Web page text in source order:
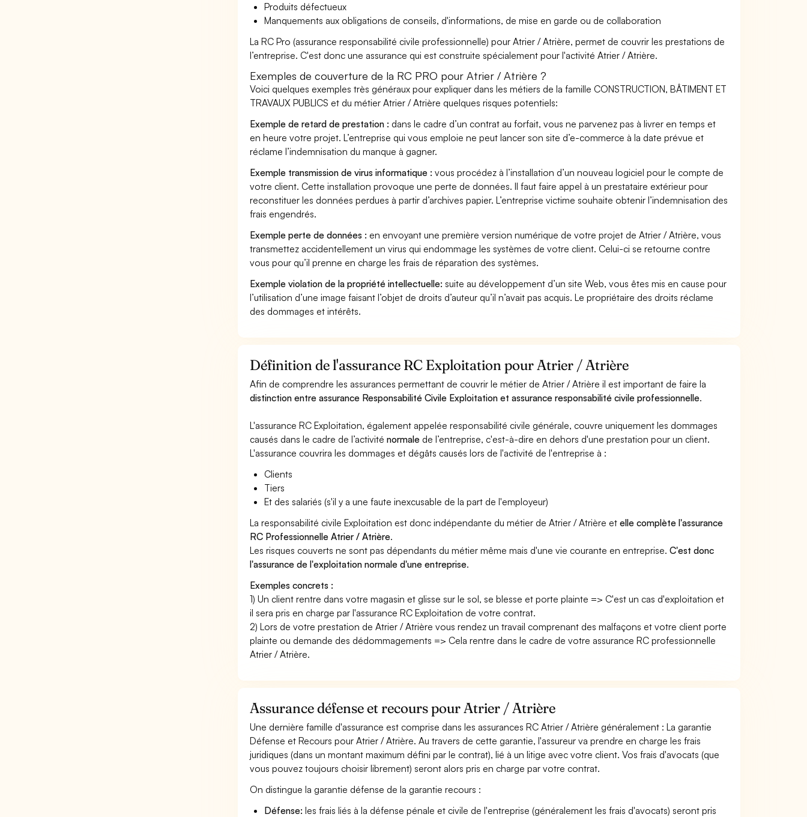
Produits défectueux
Manquements aux obligations de conseils, d'informations, de mise en garde ou de collaboration
La RC Pro (assurance responsabilité civile professionnelle) pour Atrier / Atrière, permet de couvrir les prestations de
l’entreprise. C'est donc une assurance qui est construite spécialement pour l'activité Atrier / Atrière.
Exemples de couverture de la RC PRO pour Atrier / Atrière ?
Voici quelques exemples très généraux pour expliquer dans les métiers de la famille CONSTRUCTION, BÂTIMENT ET
TRAVAUX PUBLICS et du métier Atrier / Atrière quelques risques potentiels:
Exemple de retard de prestation : dans le cadre d’un contrat au forfait, vous ne parvenez pas à livrer en temps et
en heure votre projet. L’entreprise qui vous emploie ne peut lancer son site d’e-commerce à la date prévue et
réclame l’indemnisation du manque à gagner.
Exemple transmission de virus informatique : vous procédez à l’installation d’un nouveau logiciel pour le compte de
votre client. Cette installation provoque une perte de données. Il faut faire appel à un prestataire extérieur pour
reconstituer les données perdues à partir d’archives papier. L’entreprise victime souhaite obtenir l’indemnisation des
frais engendrés.
Exemple perte de données : en envoyant une première version numérique de votre projet de Atrier / Atrière, vous
transmettez accidentellement un virus qui endommage les systèmes de votre client. Celui-ci se retourne contre
vous pour qu’il prenne en charge les frais de réparation des systèmes.
Exemple violation de la propriété intellectuelle: suite au développement d’un site Web, vous êtes mis en cause pour
l’utilisation d’une image faisant l’objet de droits d’auteur qu’il n’avait pas acquis. Le propriétaire des droits réclame
des dommages et intérêts.
Définition de l'assurance RC Exploitation pour Atrier / Atrière
Afin de comprendre les assurances permettant de couvrir le métier de Atrier / Atrière il est important de faire la
distinction entre assurance Responsabilité Civile Exploitation et assurance responsabilité civile professionnelle.
L'assurance RC Exploitation, également appelée responsabilité civile générale, couvre uniquement les dommages
causés dans le cadre de l’activiténormale de l’entreprise, c'est-à-dire en dehors d'une prestation pour un client.
L'assurance couvrira les dommages et dégâts causés lors de l'activité de l'entreprise à :
Clients
Tiers
Et des salariés (s'il y a une faute inexcusable de la part de l'employeur)
La responsabilité civile Exploitation est donc indépendante du métier de Atrier / Atrière etelle complète l'assurance
RC Professionnelle Atrier / Atrière.
Les risques couverts ne sont pas dépendants du métier même mais d'une vie courante en entreprise.C'est donc
l'assurance de l'exploitation normale d'une entreprise.
Exemples concrets :
1) Un client rentre dans votre magasin et glisse sur le sol, se blesse et porte plainte => C'est un cas d'exploitation et
il sera pris en charge par l'assurance RC Exploitation de votre contrat.
2) Lors de votre prestation de Atrier / Atrière vous rendez un travail comprenant des malfaçons et votre client porte
plainte ou demande des dédommagements => Cela rentre dans le cadre de votre assurance RC professionnelle
Atrier / Atrière.
Assurance défense et recours pour Atrier / Atrière
Une dernière famille d'assurance est comprise dans les assurances RC Atrier / Atrière généralement : La garantie
Défense et Recours pour Atrier / Atrière. Au travers de cette garantie, l'assureur va prendre en charge les frais
juridiques (dans un montant maximum défini par le contrat), lié à un litige avec votre client. Vos frais d'avocats (que
vous pouvez toujours choisir librement) seront alors pris en charge par votre contrat.
On distingue la garantie défense de la garantie recours :
Défense: les frais liés à la défense pénale et civile de l'entreprise (généralement les frais d'avocats) seront pris